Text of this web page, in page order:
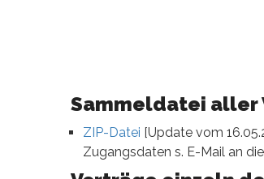
Sammeldatei aller
ZIP-Datei [Update vom
Zugangsdaten s. E-Mail an